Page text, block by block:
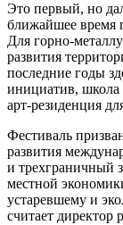
Это первый, но
ближайшее время
Для горно-
развития
последние годы
инициатив, школа
арт-резиденция
Фестиваль
развития
и трехграничный
местной
устаревшему и
считает директор